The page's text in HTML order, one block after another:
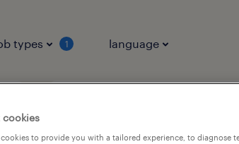
types 1 language
け・ピッキング・梱包、
cookies
cookies to provide you with a tailored experience, to diagnose